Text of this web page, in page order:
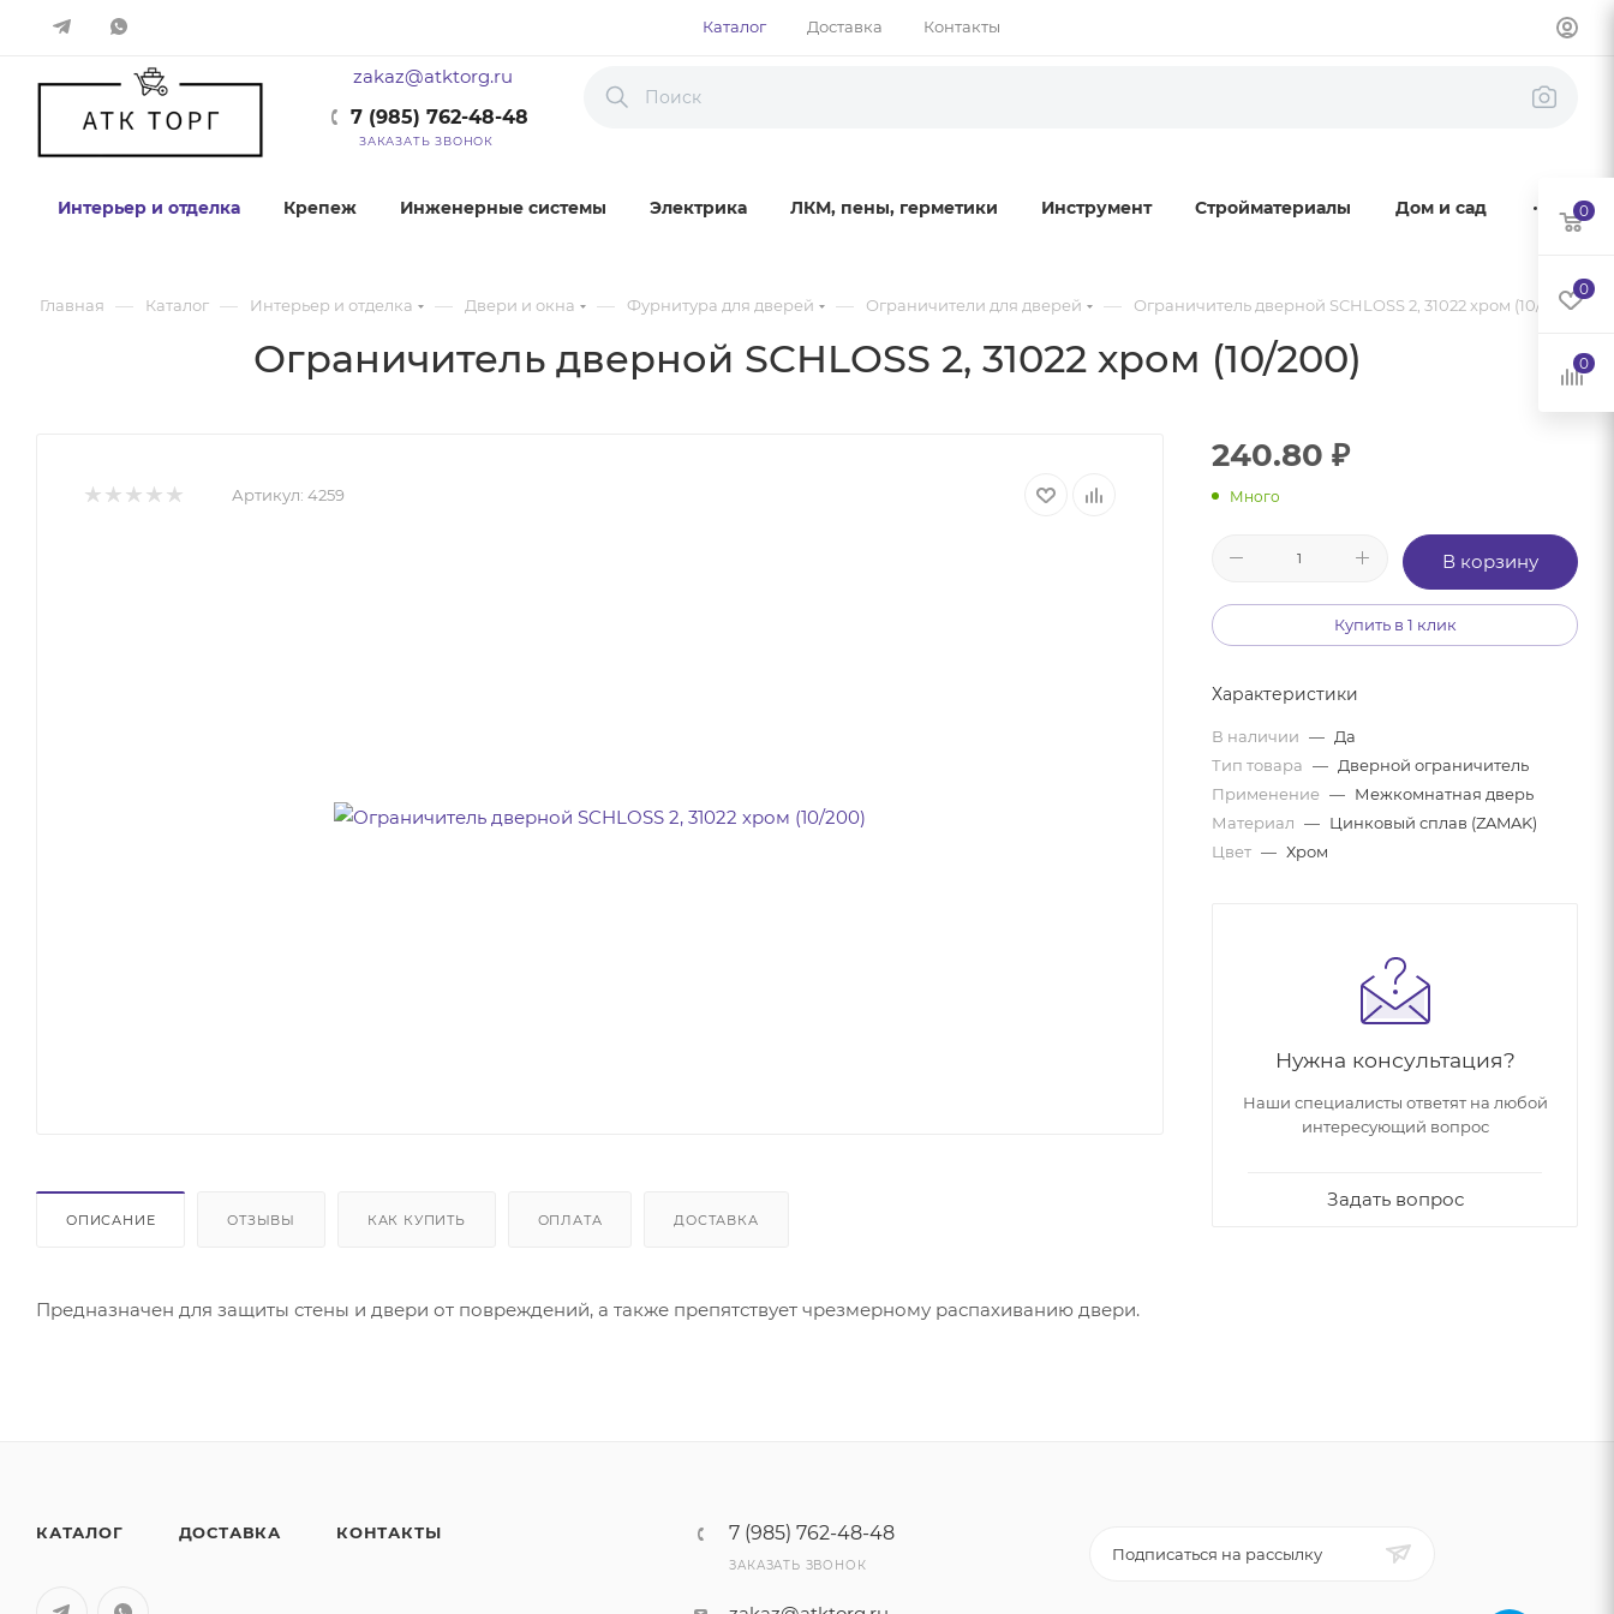
Каталог Доставка Контакты
zakaz@atktorg.ru
7 (985) 762-48-48
ЗАКАЗАТЬ ЗВОНОК
Интерьер и отделка Крепеж Инженерные системы Электрика ЛКМ, пены, герметики Инструмент Стройматериалы Дом и сад
Главная — Каталог — Интерьер и отделка — Двери и окна — Фурнитура для дверей — Ограничители для дверей — Ограничитель дверной SCHLOSS 2, 31022 хром (10/200)
Ограничитель дверной SCHLOSS 2, 31022 хром (10/200)
Артикул: 4259
ОПИСАНИЕ ОТЗЫВЫ КАК КУПИТЬ ОПЛАТА ДОСТАВКА
Предназначен для защиты стены и двери от повреждений, а также препятствует чрезмерному распахиванию двери.
240.80 ₽
Много
В корзину
Купить в 1 клик
Характеристики
В наличии — Да
Тип товара — Дверной ограничитель
Применение — Межкомнатная дверь
Материал — Цинковый сплав (ZAMAK)
Цвет — Хром
Нужна консультация?
Наши специалисты ответят на любой
интересующий вопрос
Задать вопрос
КАТАЛОГ ДОСТАВКА КОНТАКТЫ 7 (985) 762-48-48
ЗАКАЗАТЬ ЗВОНОК
Подписаться на рассылку
0
0
0